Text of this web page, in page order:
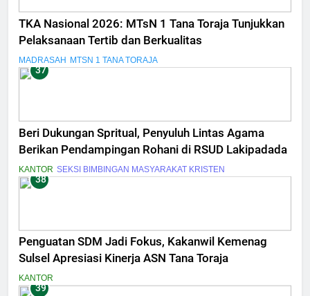
TKA Nasional 2026: MTsN 1 Tana Toraja Tunjukkan
Pelaksanaan Tertib dan Berkualitas
MADRASAH MTSN 1 TANA TORAJA
37
Beri Dukungan Spritual, Penyuluh Lintas Agama
Berikan Pendampingan Rohani di RSUD Lakipadada
KANTOR SEKSI BIMBINGAN MASYARAKAT KRISTEN
38
Penguatan SDM Jadi Fokus, Kakanwil Kemenag
Sulsel Apresiasi Kinerja ASN Tana Toraja
KANTOR
39